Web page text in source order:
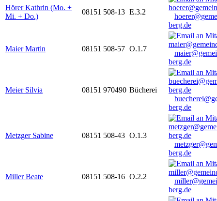
Hörer Kathrin (Mo. +
Mi. + Do.)
08151 508-13 E.3.2
berg.de
Maier Martin 08151 508-57 O.1.7
berg.de
Meier Silvia 08151 970490 Bücherei
berg.de
Metzger Sabine 08151 508-43 O.1.3
berg.de
Miller Beate 08151 508-16 O.2.2
berg.de